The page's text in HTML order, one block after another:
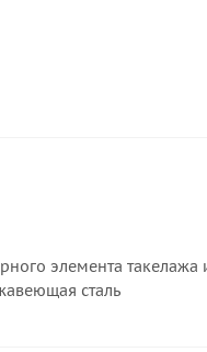
элемента
сталь